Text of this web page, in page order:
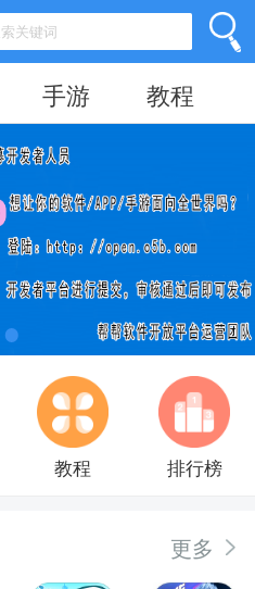
手游 教程
教程 排行榜
更多